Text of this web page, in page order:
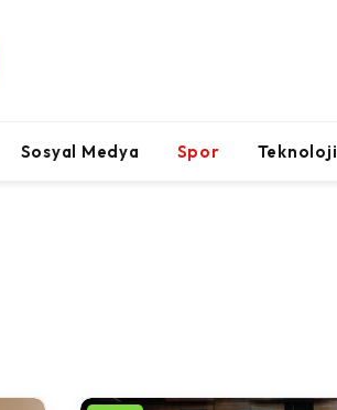
Sosyal Medya Spor Teknoloji